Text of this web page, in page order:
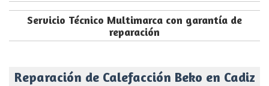
Servicio Técnico Multimarca con garantía de
reparación
Reparación de Calefacción Beko en Cadiz